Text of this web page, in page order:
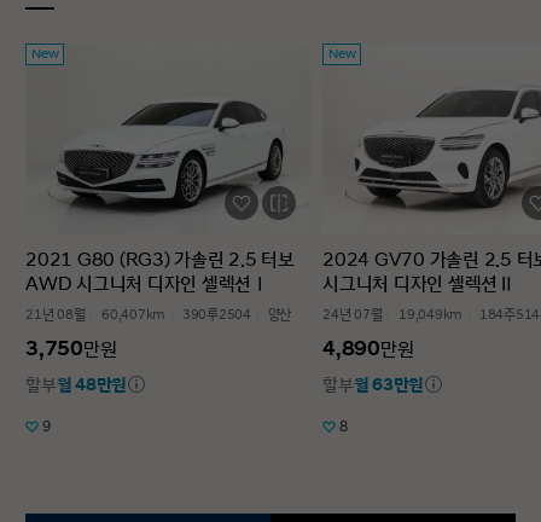
New
2021 G80 (RG3) 가솔린 2.5 터보
AWD 시그니처 디자인 셀렉션Ⅰ
21년 08월 60,407km 390루2504 양산
3,750만원
할부월 48만원
9
New
2024 GV70 가솔린 2.5 터
시그니처 디자인 셀렉션Ⅱ
24년 07월 19,049km 184주
4,890만원
할부월 63만원
8